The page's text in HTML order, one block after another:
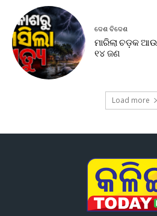
ଦେଶ ବିଦେଶ
ମାରିଲା ଚଡ଼କ
୧୪ ଜଣ
Load more